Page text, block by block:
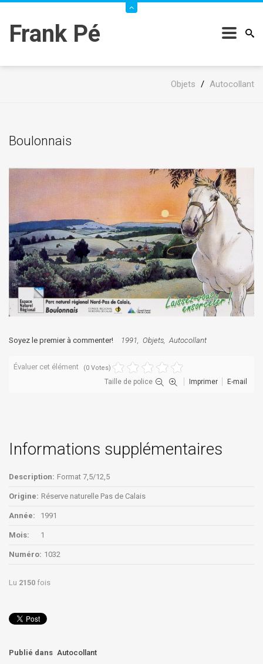
Frank Pé
Objets / Autocollant
Boulonnais
Soyez le premier à commenter! 1991 Objets Autocollant
Évaluer cet élément (0 Votes)
Taille de police Imprimer E-mail
Informations supplémentaires
Description: Format 7,5/12,5
Origine: Réserve naturelle Pas de Calais
Année: 1991
Mois: 1
Numéro: 1032
Lu 2150 fois
Publié dans Autocollant